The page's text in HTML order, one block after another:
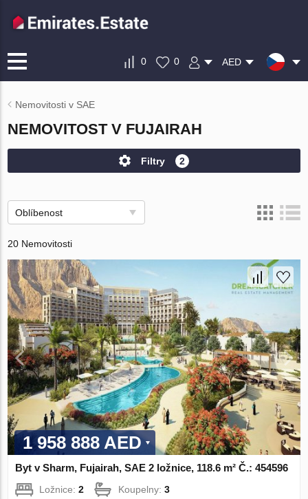
0 0 AED
Nemovitosti v SAE
NEMOVITOST V FUJAIRAH
Filtry 2
Oblíbenost
20 Nemovitosti
1 958 888 AED
Byt v Sharm, Fujairah, SAE 2 ložnice, 118.6 m² Č.: 454596
Ložnice:2 Koupelny:3